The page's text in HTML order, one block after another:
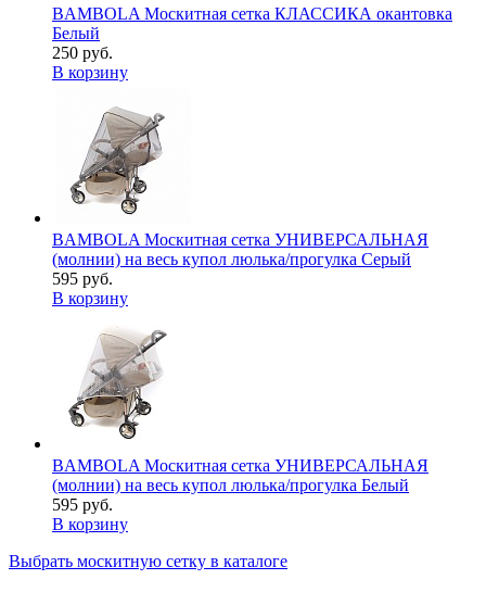
BAMBOLA Москитная сетка КЛАССИКА окантовка
Белый
250 руб.
В корзину
BAMBOLA Москитная сетка УНИВЕРСАЛЬНАЯ
(молнии) на весь купол люлька/прогулка Серый
595 руб.
В корзину
BAMBOLA Москитная сетка УНИВЕРСАЛЬНАЯ
(молнии) на весь купол люлька/прогулка Белый
595 руб.
В корзину
Выбрать москитную сетку в каталоге